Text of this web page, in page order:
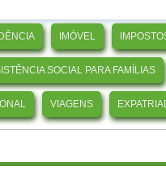
IMÓVEL
SOCIAL PARA FAMÍLIAS
VIAGENS